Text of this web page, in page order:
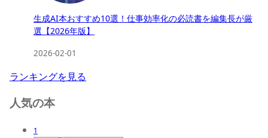
生成AI本おすすめ10選！仕事効率化の必読書を編集長が厳
選【2026年版】
2026-02-01
ランキングを見る
人気の本
1